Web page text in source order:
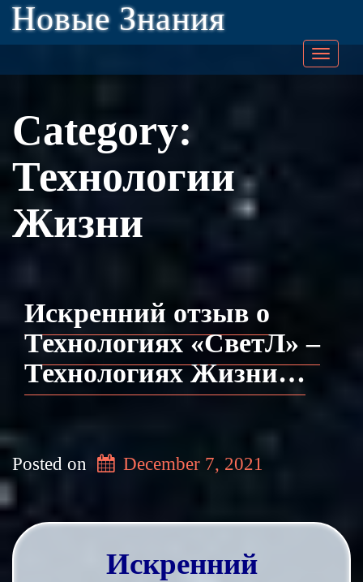
Новые Знания
Category:
Технологии
Жизни
Искренний отзыв о
Технологиях «СветЛ» –
Технологиях Жизни…
Posted on December 7, 2021
Искренний